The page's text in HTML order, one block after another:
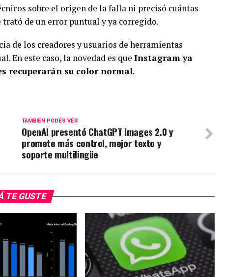
sobre el origen de la falla ni precisó cuántas
trató de un error puntual y ya corregido.
de los creadores y usuarios de herramientas
En este caso, la novedad es que Instagram ya
recuperarán su color normal.
TAMBIÉN PODÉS VER
OpenAI presentó ChatGPT Images 2.0 y
promete más control, mejor texto y
soporte multilingüe
TE GUSTE